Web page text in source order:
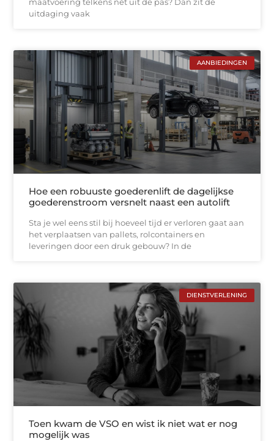
maatvoering telkens nét uit de pas? Dan zit de
uitdaging vaak
AANBIEDINGEN
Hoe een robuuste goederenlift de dagelijkse
goederenstroom versnelt naast een autolift
Sta je wel eens stil bij hoeveel tijd er verloren gaat aan
het verplaatsen van pallets, rolcontainers en
leveringen door een druk gebouw? In de
DIENSTVERLENING
Toen kwam de VSO en wist ik niet wat er nog
mogelijk was